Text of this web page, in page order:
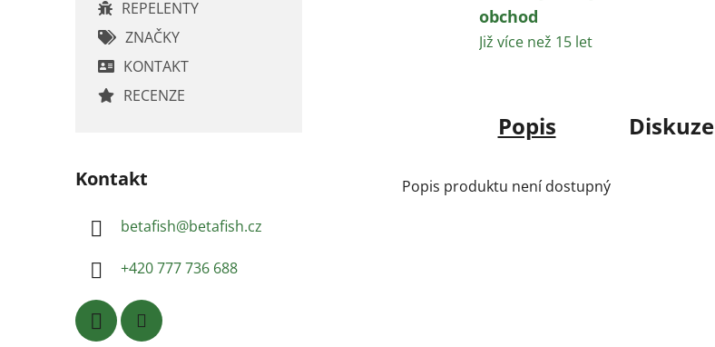
REPELENTY
ZNAČKY
KONTAKT
RECENZE
Kontakt
betafish@betafish.cz
+420 777 736 688
obchod
Již více než 15 let
Popis Diskuze
Popis produktu není dostupný